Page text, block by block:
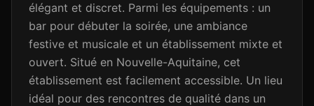
élégant et discret. Parmi les équipements : un
bar pour débuter la soirée, une ambiance
festive et musicale et un établissement mixte et
ouvert. Situé en Nouvelle-Aquitaine, cet
établissement est facilement accessible. Un lieu
idéal pour des rencontres de qualité dans un